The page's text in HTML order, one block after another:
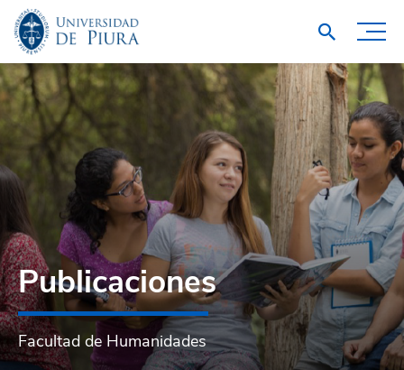
Publicaciones
Facultad de Humanidades